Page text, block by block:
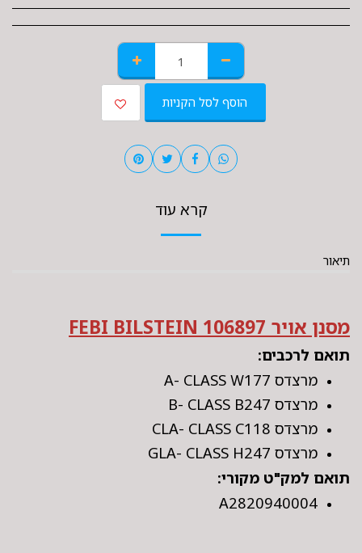
הוסף לסל הקניות
קרא עוד
תיאור
מסנן אויר FEBI BILSTEIN 106897
תואם לרכבים:
מרצדס A- CLASS W177
מרצדס B- CLASS B247
מרצדס CLA- CLASS C118
מרצדס GLA- CLASS H247
תואם למק"ט מקורי:
A2820940004